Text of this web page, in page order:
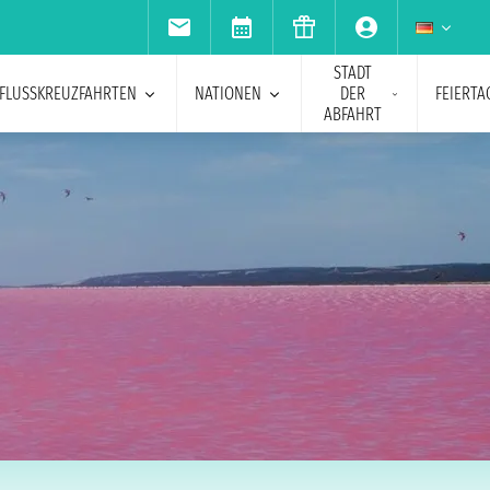
FLUSSKREUZFAHRTEN NATIONEN
STADT
DER
ABFAHRT